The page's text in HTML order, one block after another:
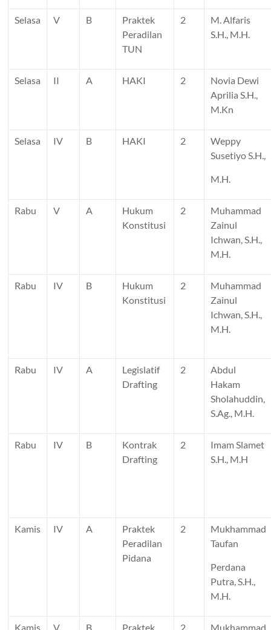
Selasa V B
Praktek
Peradilan
TUN
2
M. Alfaris
S.H., M.H.
Selasa II A HAKI 2
Novia Dewi
Aprilia S.H.,
M.Kn
Selasa IV B HAKI 2
Weppy
Susetiyo S.H.,
M.H.
Rabu V A
Hukum
Konstitusi
2
Muhammad
Zainul
Ichwan, S.H.,
M.H.
Rabu IV B
Hukum
Konstitusi
2
Muhammad
Zainul
Ichwan, S.H.,
M.H.
Rabu IV A
Legislatif
Drafting
2
Abdul
Hakam
Sholahuddin,
S.Ag., M.H.
Rabu IV B
Kontrak
Drafting
2
Imam Slamet
S.H., M.H
Kamis IV A
Praktek
Peradilan
Pidana
2
Mukhammad
Taufan
Perdana
Putra, S.H.,
M.H.
Kamis V B Praktek 2 Mukhammad